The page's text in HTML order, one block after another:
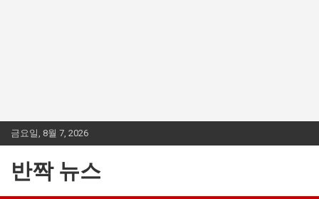
Skip
to
금요일, 8월 7, 2026
반짝 뉴스